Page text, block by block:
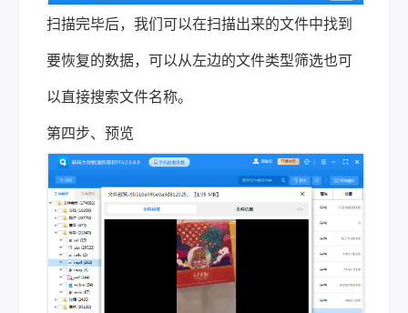
扫描完毕后，我们可以在扫描出来的文件中找到
要恢复的数据，可以从左边的文件类型筛选也可
以直接搜索文件名称。
第四步、预览